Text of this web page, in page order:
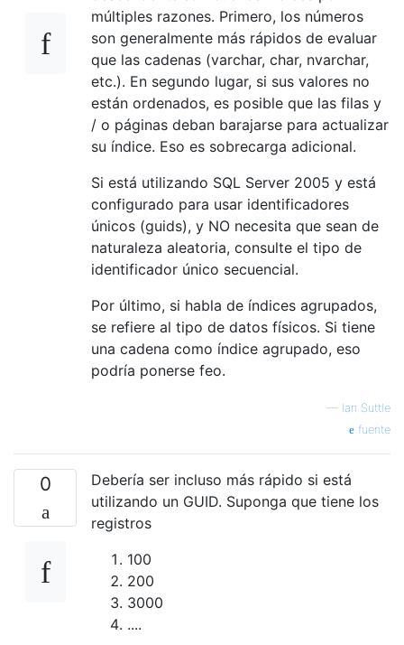
múltiples razones. Primero, los números
son generalmente más rápidos de evaluar
que las cadenas (varchar, char, nvarchar,
etc.). En segundo lugar, si sus valores no
están ordenados, es posible que las filas y
/ o páginas deban barajarse para actualizar
su índice. Eso es sobrecarga adicional.
Si está utilizando SQL Server 2005 y está
configurado para usar identificadores
únicos (guids), y NO necesita que sean de
naturaleza aleatoria, consulte el tipo de
identificador único secuencial.
Por último, si habla de índices agrupados,
se refiere al tipo de datos físicos. Si tiene
una cadena como índice agrupado, eso
podría ponerse feo.
— Ian Suttle
fuente
0
Debería ser incluso más rápido si está
utilizando un GUID. Suponga que tiene los
registros
100
200
3000
....